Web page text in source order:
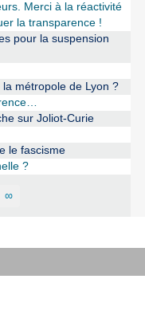
Merci à la réactivité
la transparence !
pour la suspension
métropole de Lyon ?
sur Joliot-Curie
le fascisme
?
∞